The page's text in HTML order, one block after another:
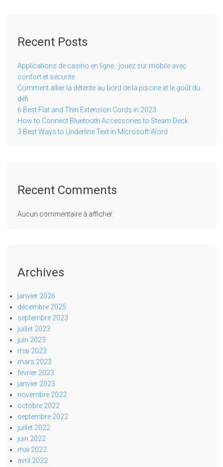
Recent Posts
Applications de casino en ligne : jouez sur mobile avec
confort et sécurité
Comment allier la détente au bord de la piscine et le goût du
défi
6 Best Flat and Thin Extension Cords in 2023
How to Connect Bluetooth Accessories to Steam Deck
3 Best Ways to Underline Text in Microsoft Word
Recent Comments
Aucun commentaire à afficher.
Archives
janvier 2026
décembre 2025
septembre 2023
juillet 2023
juin 2023
mai 2023
mars 2023
février 2023
janvier 2023
novembre 2022
octobre 2022
septembre 2022
juillet 2022
juin 2022
mai 2022
avril 2022